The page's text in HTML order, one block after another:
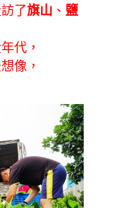
了旗山 、鹽
代，
像，